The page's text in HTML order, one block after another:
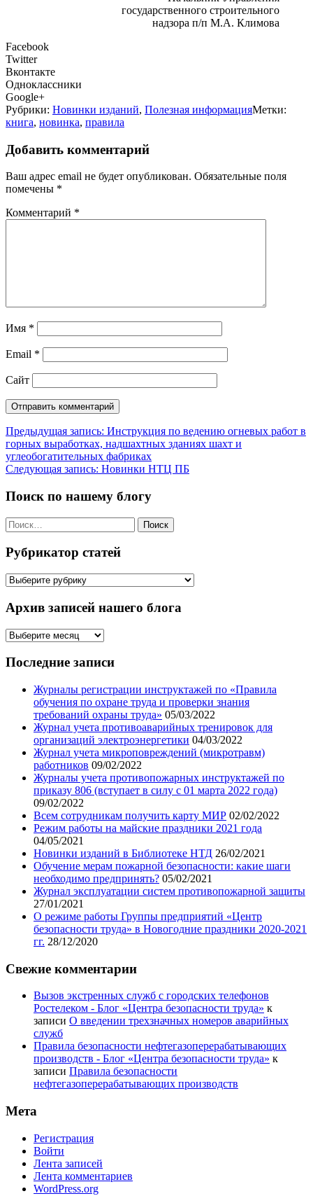
государственного строительного
надзора п/п М.А. Климова
Facebook
Twitter
Вконтакте
Одноклассники
Google+
Рубрики: Новинки изданий, Полезная информацияМетки:
книга, новинка, правила
Добавить комментарий
Ваш адрес email не будет опубликован. Обязательные поля
помечены *
Комментарий *
Имя *
Email *
Сайт
Навигация
по
записям
Предыдущая запись: Инструкция по ведению огневых работ в
горных выработках, надшахтных зданиях шахт и
углеобогатительных фабриках
Следующая запись: Новинки НТЦ ПБ
Поиск по нашему блогу
Найти:
Рубрикатор статей
Рубрикатор
Архив записей нашего блога
Архив
нашего
Последние записи
Журналы регистрации инструктажей по «Правила
обучения по охране труда и проверки знания
требований охраны труда» 05/03/2022
Журнал учета противоаварийных тренировок для
организаций электроэнергетики 04/03/2022
Журнал учета микроповреждений (микротравм)
работников 09/02/2022
Журналы учета противопожарных инструктажей по
приказу 806 (вступает в силу с 01 марта 2022 года)
09/02/2022
Всем сотрудникам получить карту МИР 02/02/2022
Режим работы на майские праздники 2021 года
04/05/2021
Новинки изданий в Библиотеке НТД 26/02/2021
Обучение мерам пожарной безопасности: какие шаги
необходимо предпринять? 05/02/2021
Журнал эксплуатации систем противопожарной защиты
27/01/2021
О режиме работы Группы предприятий «Центр
безопасности труда» в Новогодние праздники 2020-2021
гг. 28/12/2020
Свежие комментарии
Вызов экстренных служб с городских телефонов
Ростелеком - Блог «Центра безопасности труда» к
записи О введении трехзначных номеров аварийных
служб
Правила безопасности нефтегазоперерабатывающих
производств - Блог «Центра безопасности труда» к
записи Правила безопасности
нефтегазоперерабатывающих производств
Мета
Регистрация
Войти
Лента записей
Лента комментариев
WordPress.org